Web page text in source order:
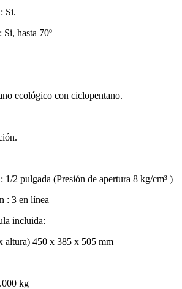
Si.
Si, hasta 70º
ecológico con ciclopentano.
1/2 pulgada (Presión de apertura 8 kg/cm³ )
: 3 en línea
incluida:
altura) 450 x 385 x 505 mm
kg